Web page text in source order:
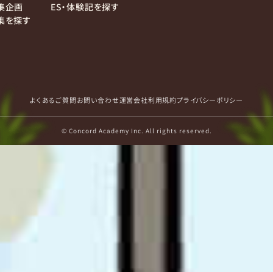
企画
を探す
ES・体験記を探す
よくあるご質問お問い合わせ運営会社利用規約プライバシーポリシー
© Concord Academy Inc. All rights reserved.